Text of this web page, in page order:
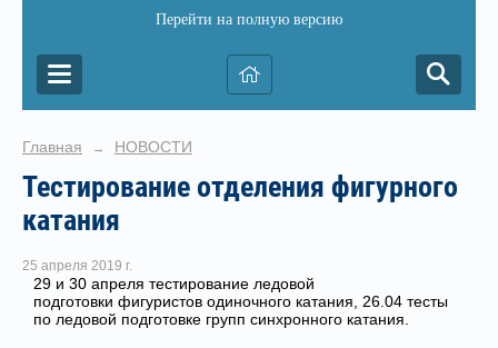
Перейти на полную версию
Главная → НОВОСТИ
Тестирование отделения фигурного
катания
25 апреля 2019 г.
29 и 30 апреля тестирование ледовой
подготовки фигуристов одиночного катания, 26.04 тесты
по ледовой подготовке групп синхронного катания.